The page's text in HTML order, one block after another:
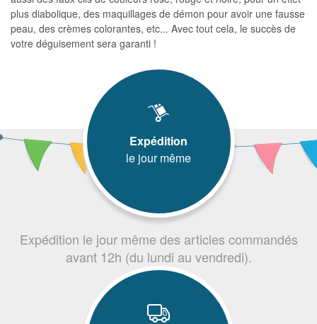
plus diabolique, des maquillages de démon pour avoir une fausse
peau, des crèmes colorantes, etc... Avec tout cela, le succès de
votre déguisement sera garanti !
Expédition
le jour même
Expédition le jour même des articles commandés
avant 12h (du lundi au vendredi).